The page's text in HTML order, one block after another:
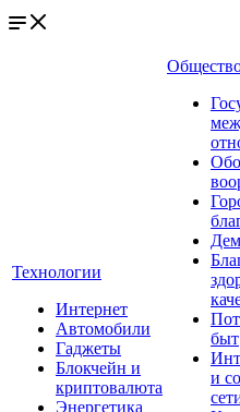
Технологии
Интернет
Автомобили
Гаджеты
Блокчейн и
криптовалюта
Энергетика
быт
и